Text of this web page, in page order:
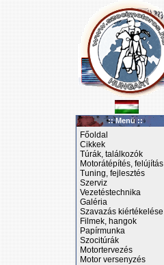
:: Menü ::
Főoldal
Cikkek
Túrák, találkozók
Motorátépítés, felújítás
Tuning, fejlesztés
Szerviz
Vezetéstechnika
Galéria
Szavazás kiértékelése
Filmek, hangok
Papírmunka
Szocitúrák
Motortervezés
Motor versenyzés